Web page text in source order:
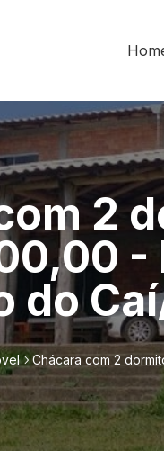
2
-
do
Chácara com 2